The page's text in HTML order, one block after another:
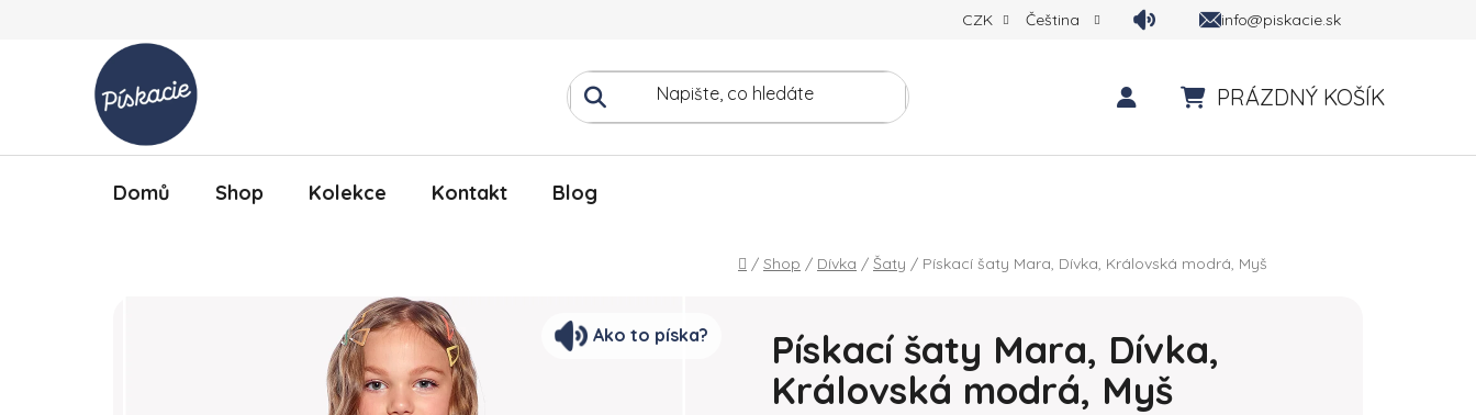
CZK Čeština info@piskacie.sk
PRÁZDNÝ KOŠÍK
Domů Shop Kolekce Kontakt Blog
Domů
/ Shop / Dívka / Šaty / Pískací šaty Mara, Dívka, Královská modrá, Myš
Pískací šaty Mara, Dívka,
Královská modrá, Myš
Ako to píska?